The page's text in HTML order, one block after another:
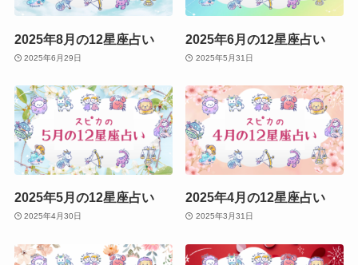
2025年8月の12星座占い
2025年6月29日
2025年6月の12星座占い
2025年5月31日
2025年5月の12星座占い
2025年4月30日
2025年4月の12星座占い
2025年3月31日